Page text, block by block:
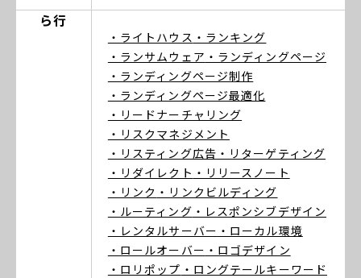
ら行
・ライトハウス ・ランキング
・ランサムウェア ・ランディングページ
・ランディングページ制作
・ランディングページ最適化
・リードナーチャリング
・リスクマネジメント
・リスティング広告 ・リターゲティング
・リダイレクト ・リリースノート
・リンク ・リンクビルディング
・ルーティング ・レスポンシブデザイン
・レンタルサーバー ・ローカル環境
・ロールオーバー ・ロゴデザイン
・ロリポップ ・ロングテールキーワード